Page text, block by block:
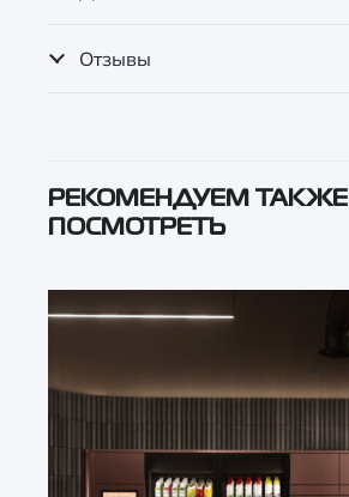
Отзывы
РЕКОМЕНДУЕМ ТАКЖЕ
ПОСМОТРЕТЬ